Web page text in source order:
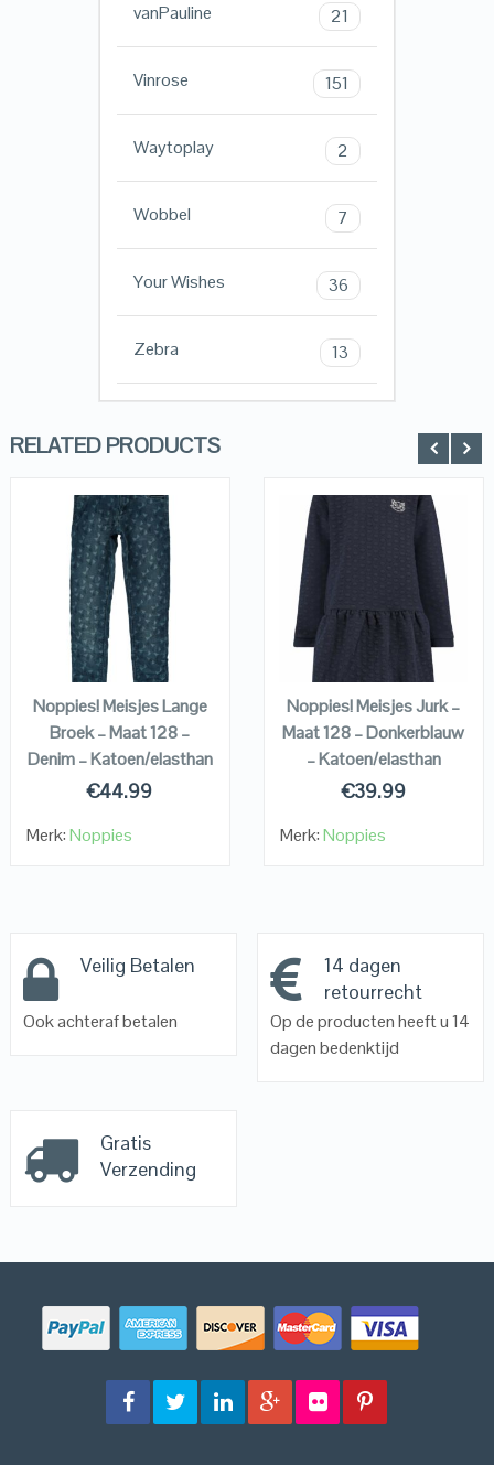
vanPauline 21
Vinrose 151
Waytoplay 2
Wobbel 7
Your Wishes 36
Zebra 13
RELATED PRODUCTS
QUICK LOOK
VIEW DETAILS
KOPEN
Noppies! Meisjes Lange
Broek – Maat 128 –
Denim – Katoen/elasthan
€44.99
Merk:Noppies
QUICK LOOK
VIEW DETAILS
Noppies! Meisjes Jurk –
Maat 128 – Donkerblauw
– Katoen/elasthan
€39.99
Merk:Noppies
Veilig Betalen
Ook achteraf betalen
14 dagen
retourrecht
Op de producten heeft u 14
dagen bedenktijd
Gratis
Verzending